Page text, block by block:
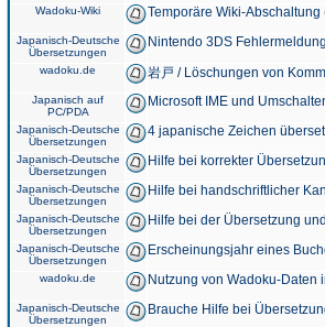
Wadoku-Wiki Temporäre Wiki-
Japanisch-Deutsche
Übersetzungen
Nintendo 3DS Fehlermeldung
wadoku.de 岩戸 / Löschungen von
Japanisch auf
PC/PDA
Microsoft IME und
Japanisch-Deutsche
Übersetzungen
4 japanische Zeichen
Japanisch-Deutsche
Übersetzungen
Hilfe bei korrekter
Japanisch-Deutsche
Übersetzungen
Hilfe bei handschriftlicher
Japanisch-Deutsche
Übersetzungen
Hilfe bei der Übersetzung
Japanisch-Deutsche
Übersetzungen
Erscheinungsjahr eines
wadoku.de Nutzung von Wadoku-Daten
Japanisch-Deutsche
Übersetzungen
Brauche Hilfe bei